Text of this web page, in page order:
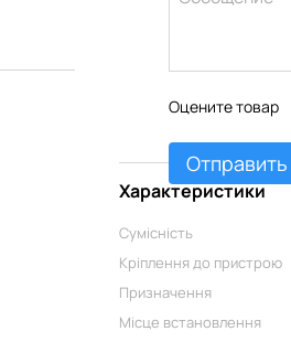
Оцените товар
Отправить
Характеристики
Сумісність
Кріплення до пристрою
Призначення
Місце встановлення